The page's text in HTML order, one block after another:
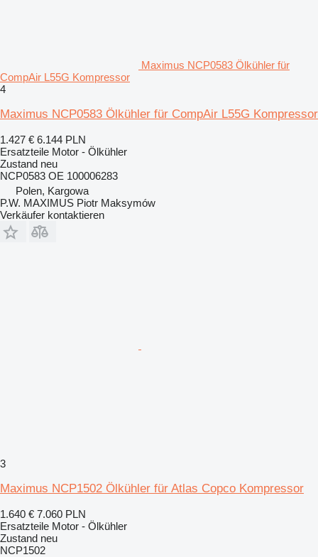
Maximus NCP0583 Ölkühler für
CompAir L55G Kompressor
4
Maximus NCP0583 Ölkühler für CompAir L55G Kompressor
1.427 € 6.144 PLN
Ersatzteile Motor - Ölkühler
Zustand neu
NCP0583 OE 100006283
Polen, Kargowa
P.W. MAXIMUS Piotr Maksymów
Verkäufer kontaktieren
3
Maximus NCP1502 Ölkühler für Atlas Copco Kompressor
1.640 € 7.060 PLN
Ersatzteile Motor - Ölkühler
Zustand neu
NCP1502